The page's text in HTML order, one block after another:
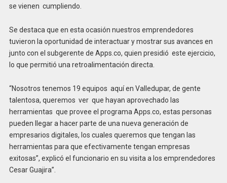
se vienen cumpliendo.
Se destaca que en esta ocasión nuestros emprendedores
tuvieron la oportunidad de interactuar y mostrar sus avances en
junto con el subgerente de Apps.co, quien presidió este ejercicio,
lo que permitió una retroalimentación directa.
“Nosotros tenemos 19 equipos aquí en Valledupar, de gente
talentosa, queremos ver que hayan aprovechado las
herramientas que provee el programa Apps.co, estas personas
pueden llegar a hacer parte de una nueva generación de
empresarios digitales, los cuales queremos que tengan las
herramientas para que efectivamente tengan empresas
exitosas”, explicó el funcionario en su visita a los emprendedores
Cesar Guajira”.